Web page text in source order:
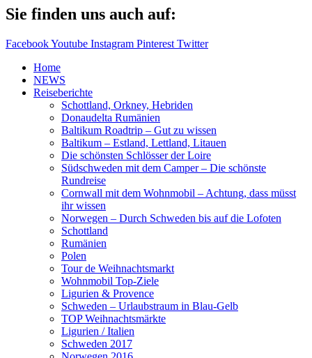
Sie finden uns auch auf:
FacebookYoutube Instagram Pinterest Twitter
Home
NEWS
Reiseberichte
Schottland, Orkney, Hebriden
Donaudelta Rumänien
Baltikum Roadtrip – Gut zu wissen
Baltikum – Estland, Lettland, Litauen
Die schönsten Schlösser der Loire
Südschweden mit dem Camper – Die schönste
Rundreise
Cornwall mit dem Wohnmobil – Achtung, dass müsst
ihr wissen
Norwegen – Durch Schweden bis auf die Lofoten
Schottland
Rumänien
Polen
Tour de Weihnachtsmarkt
Wohnmobil Top-Ziele
Ligurien & Provence
Schweden – Urlaubstraum in Blau-Gelb
TOP Weihnachtsmärkte
Ligurien / Italien
Schweden 2017